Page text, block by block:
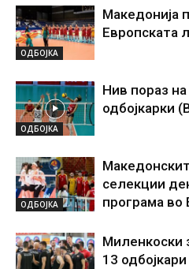
ОДБОЈКА
Македонија
Европската
ОДБОЈКА
Нив пораз
одбојкарки
ОДБОЈКА
селекции
програма во
Миленкоски
13 одбојкари